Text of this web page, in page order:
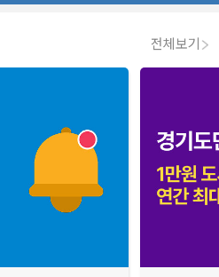
전체보기